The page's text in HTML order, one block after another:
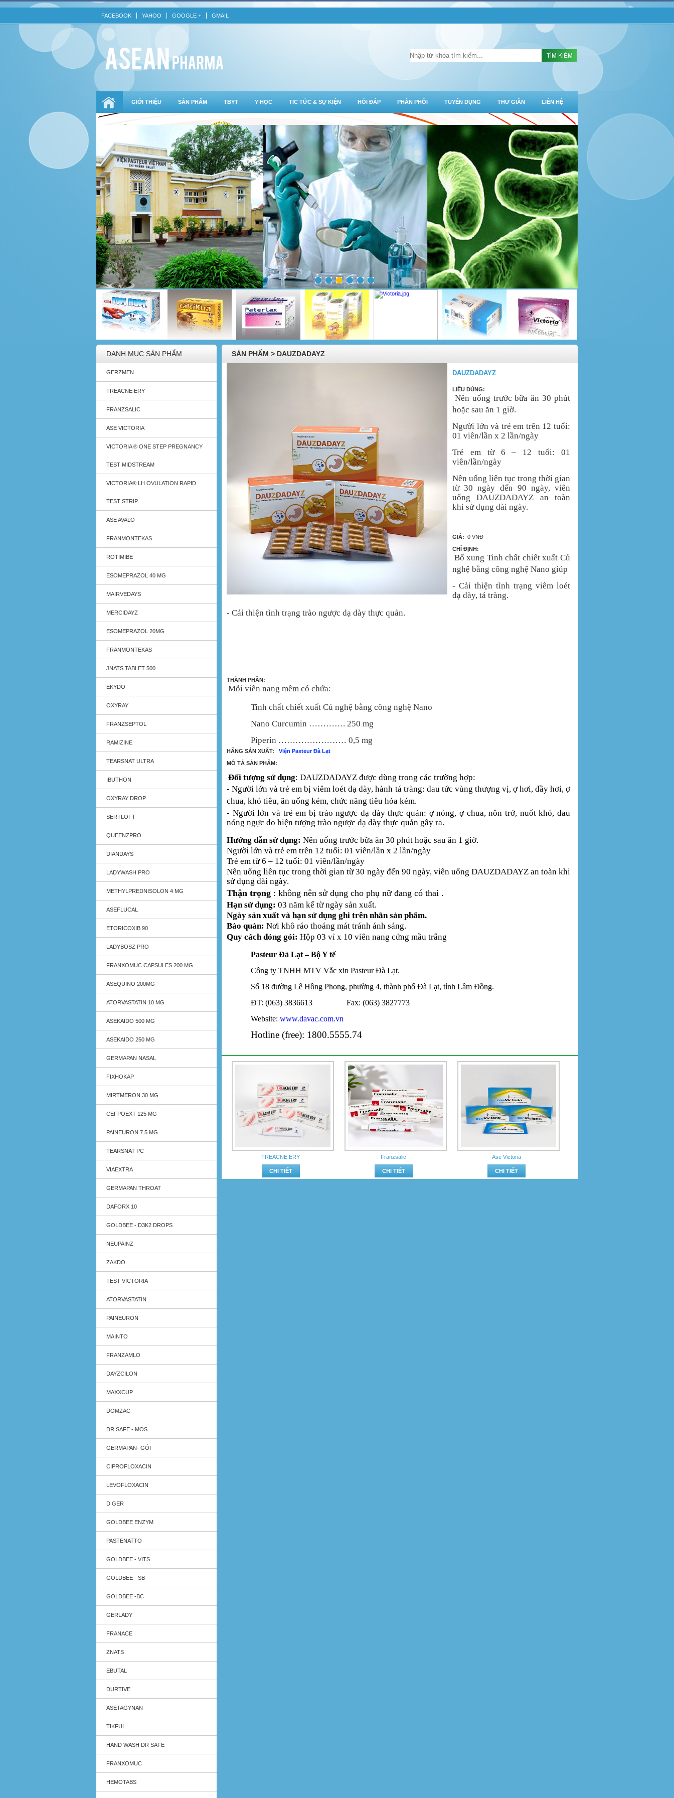
FACEBOOK YAHOO GOOGLE + GMAIL
GIỚI THIỆU SẢN PHẨM TBYT Y HỌC TIC TỨC & SỰ KIỆN HỎI ĐÁP PHÂN PHỐI TUYỂN DỤNG THƯ GIÃN LIÊN HỆ
DANH MỤC SẢN PHẨM
GERZMEN
TREACNE ERY
FRANZSALIC
ASE VICTORIA
VICTORIA ® ONE STEP PREGNANCY
TEST MIDSTREAM
VICTORIA® LH OVULATION RAPID
TEST STRIP
ASE AVALO
FRANMONTEKAS
ROTIMIBE
ESOMEPRAZOL 40 MG
MAIRVEDAYS
MERCIDAYZ
ESOMEPRAZOL 20MG
FRANMONTEKAS
JNATS TABLET 500
EKYDO
OXYRAY
FRANZSEPTOL
RAMIZINE
TEARSNAT ULTRA
IBUTHON
OXYRAY DROP
SERTLOFT
QUEENZPRO
DIANDAYS
LADYWASH PRO
METHYLPREDNISOLON 4 MG
ASEFLUCAL
ETORICOXIB 90
LADYBOSZ PRO
FRANXOMUC CAPSULES 200 MG
ASEQUINO 200MG
ATORVASTATIN 10 MG
ASEKAIDO 500 MG
ASEKAIDO 250 MG
GERMAPAN NASAL
FIXHOKAP
MIRTMERON 30 MG
CEFPOEXT 125 MG
PAINEURON 7.5 MG
TEARSNAT PC
VIAEXTRA
GERMAPAN THROAT
DAFORX 10
GOLDBEE - D3K2 DROPS
NEUPAINZ
ZAKDO
TEST VICTORIA
ATORVASTATIN
PAINEURON
MAINTO
FRANZAMLO
DAYZCILON
MAXXCUP
DOMZAC
DR SAFE - MOS
GERMAPAN- GÓI
CIPROFLOXACIN
LEVOFLOXACIN
D GER
GOLDBEE ENZYM
PASTENATTO
GOLDBEE - VITS
GOLDBEE - SB
GOLDBEE -BC
GERLADY
FRANACE
ZNATS
EBUTAL
DURTIVE
ASETAGYNAN
TIKFUL
HAND WASH DR SAFE
FRANXOMUC
HEMOTABS
SẢN PHẨM > DAUZDADAYZ
DAUZDADAYZ
LIỀU DÙNG:
Nên uống trước bữa ăn 30 phút
hoặc sau ăn 1 giờ.
Người lớn và trẻ em trên 12 tuổi:
01 viên/lần x 2 lần/ngày
Trẻ em từ 6 – 12 tuổi: 01
viên/lần/ngày
Nên uống liên tục trong thời gian
từ 30 ngày đến 90 ngày, viên
uống DAUZDADAYZ an toàn
khi sử dụng dài ngày.
GIÁ: 0 VNĐ
CHỈ ĐỊNH:
Bổ xung Tinh chất chiết xuất Củ
nghệ bằng công nghệ Nano giúp
- Cải thiện tình trạng viêm loét
dạ dày, tá tràng.
- Cải thiện tình trạng trào ngược dạ dày thực quản.
THÀNH PHẦN:
Mỗi viên nang mềm có chứa:
Tinh chất chiết xuất Củ nghệ bằng công nghệ Nano
Nano Curcumin …………. 250 mg
Piperin …………………… 0,5 mg
HÃNG SẢN XUẤT: Viện Pasteur Đà Lạt
MÔ TẢ SẢN PHẨM:
Đối tượng sử dụng: DAUZDADAYZ được dùng trong các trường hợp:
- Người lớn và trẻ em bị viêm loét dạ dày, hành tá tràng: đau tức vùng thượng vị, ợ hơi, đầy hơi, ợ
chua, khó tiêu, ăn uống kém, chức năng tiêu hóa kém.
- Người lớn và trẻ em bị trào ngược dạ dày thực quản: ợ nóng, ợ chua, nôn trớ, nuốt khó, đau
nóng ngực do hiện tượng trào ngược dạ dày thực quản gây ra.
Hướng dẫn sử dụng: Nên uống trước bữa ăn 30 phút hoặc sau ăn 1 giờ.
Người lớn và trẻ em trên 12 tuổi: 01 viên/lần x 2 lần/ngày
Trẻ em từ 6 – 12 tuổi: 01 viên/lần/ngày
Nên uống liên tục trong thời gian từ 30 ngày đến 90 ngày, viên uống DAUZDADAYZ an toàn khi
sử dụng dài ngày.
Thận trọng : không nên sử dụng cho phụ nữ đang có thai .
Hạn sử dụng: 03 năm kể từ ngày sản xuất.
Ngày sản xuất và hạn sử dụng ghi trên nhãn sản phẩm.
Bảo quản: Nơi khô ráo thoáng mát tránh ánh sáng.
Quy cách đóng gói: Hộp 03 vỉ x 10 viên nang cứng mầu trắng
Pasteur Đà Lạt – Bộ Y tế
Công ty TNHH MTV Vắc xin Pasteur Đà Lạt.
Số 18 đường Lê Hồng Phong, phường 4, thành phố Đà Lạt, tỉnh Lâm Đồng.
ĐT: (063) 3836613 Fax: (063) 3827773
Website: www.davac.com.vn
Hotline (free): 1800.5555.74
TREACNE ERY
CHI TIẾT
Franzsalic
CHI TIẾT
Ase Victoria
CHI TIẾT